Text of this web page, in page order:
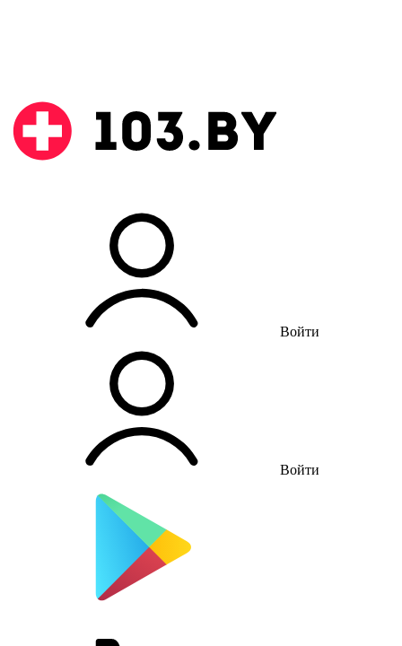
Войти
Войти